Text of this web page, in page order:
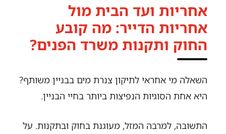
אחריות ועד הבית מול
אחריות הדייר: מה קובע
החוק ותקנות משרד הפנים?
השאלה מי אחראי לתיקון צנרת מים בבניין משותף?
היא אחת הסוגיות הנפיצות ביותר בחיי הבניין.
התשובה, למרבה המזל, מעוגנת בחוק ובתקנות. על